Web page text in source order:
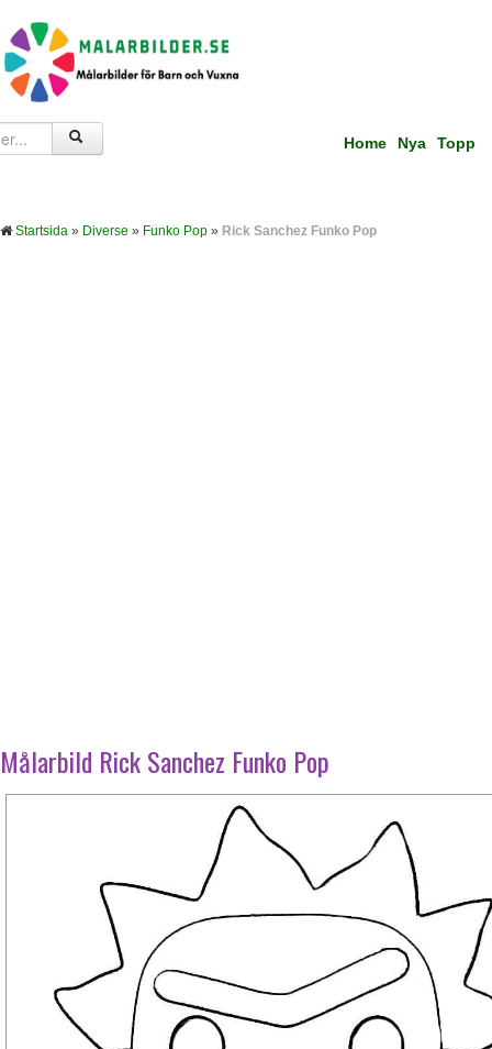
Home Nya Topp
Startsida » Diverse » Funko Pop » Rick Sanchez Funko Pop
Målarbild Rick Sanchez Funko Pop